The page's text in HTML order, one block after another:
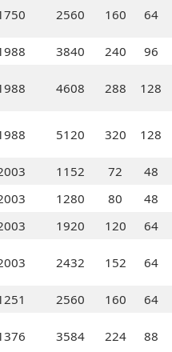
2560 160 64
3840 240 96
4608 288 128
5120 320 128
1152 72 48
1280 80 48
1920 120 64
2432 152 64
2560 160 64
3584 224 88